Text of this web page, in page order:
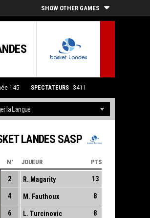
SHOW OTHER GAMES
145 SPECTATEURS 3411
LANDES SASP
N° JOUEUR PTS
2 R. Magarity 13
4 M. Fauthoux 8
6 L. Turcinovic 8